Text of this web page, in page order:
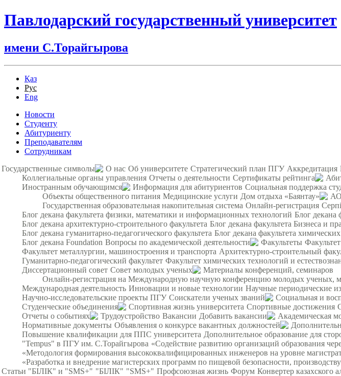
Павлодарский государственный университет
имени С.Торайгырова
Қаз
Рус
Eng
Новости
Студенту
Абитуриенту
Преподавателям
Сотрудникам
Государственные символы
О нас Об университете Стратегический план ПГУ Аккредитация
Коллегиальные органы управления Отчеты о деятельности Сертификаты рейтинга
Иностранным обучающимся
Информация для абитуриентов Социальная поддержка
Объекты общественного питания Медицинские услуги Дом отдыха «Баянтау»
Государственная образовательная накопительная система Онлайн-регистрация
Блог декана факультета физики, математики и информационных технологий Блог декана
Блог декана архитектурно-строительного факультета Блог декана факультета Бизнеса и
Блог декана гуманитарно-педагогического факультета Блог декана факультета
Блог декана Foundation Вопросы по академической деятельности Факультеты
Факультет металлургии, машиностроения и транспорта Архитектурно-строительный
Гуманитарно-педагогический факультет Факультет химических технологий и
Диссертационный совет Совет молодых ученых
Материалы конференций, семинаров
Онлайн-регистрация на Международную научную конференцию молодых ученых,
Международная деятельность Инновации и новые технологии Научные периодические
Научно-исследовательские проекты ПГУ Соискатели ученых званий Социальная и
Студенческие объединения
Спортивная жизнь университета Спортивные достижения
Отчеты о событиях
Трудоустройство Вакансии Добавить вакансии Академическая
Нормативные документы Объявления о конкурсе вакантных должностей
Повышение квалификации для ППС университета Дополнительное образование для
"Tempus" в ПГУ им. С.Торайгырова «Содействие развитию организаций образования
«Методология формирования высококвалифицированных инженеров на уровне
«Разработка и внедрение магистерских программ по пищевой безопасности,
Статьи "БІЛІК" и "SMS+" "БІЛІК" "SMS+" Профсоюзная жизнь Форум Конвертер казахского